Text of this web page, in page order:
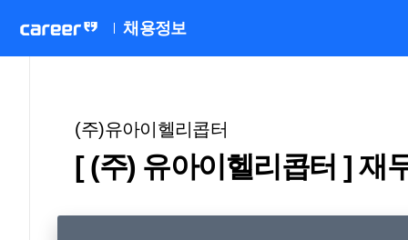
채용정보
(주)유아이헬리콥터
[ (주) 유아이헬리콥터 ] 재